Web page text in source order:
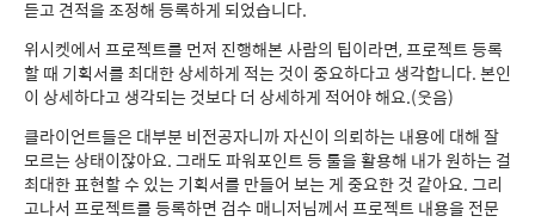
듣고 견적을 조정해 등록하게 되었습니다.
위시켓에서 프로젝트를 먼저 진행해본 사람의 팁이라면, 프로젝트 등록
할 때 기획서를 최대한 상세하게 적는 것이 중요하다고 생각합니다. 본인
이 상세하다고 생각되는 것보다 더 상세하게 적어야 해요.(웃음)
클라이언트들은 대부분 비전공자니까 자신이 의뢰하는 내용에 대해 잘
모르는 상태이잖아요. 그래도 파워포인트 등 툴을 활용해 내가 원하는 걸
최대한 표현할 수 있는 기획서를 만들어 보는 게 중요한 것 같아요. 그리
고나서 프로젝트를 등록하면 검수 매니저님께서 프로젝트 내용을 전문